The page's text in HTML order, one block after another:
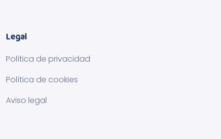
Legal
Política de privacidad
Política de cookies
Aviso legal